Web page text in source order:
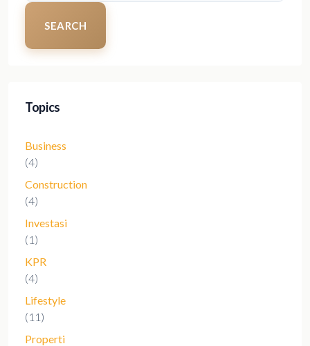
SEARCH
Topics
Business
(4)
Construction
(4)
Investasi
(1)
KPR
(4)
Lifestyle
(11)
Properti